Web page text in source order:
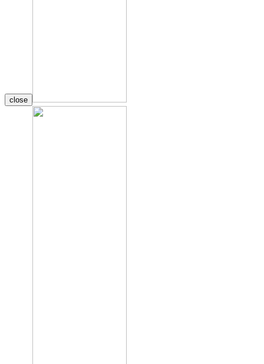
close